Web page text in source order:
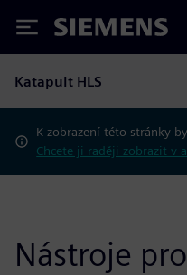
Siemens
Katapult HLS
K zobrazení této stránky
Chcete ji raději zobrazit v
Nástroje